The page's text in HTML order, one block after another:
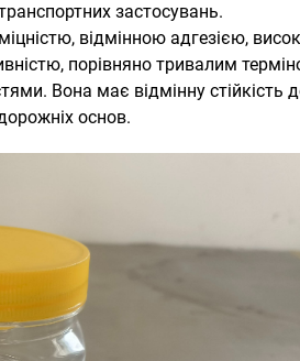
застосувань.
відмінною адгезією,
порівняно тривалим
Вона має відмінну стійкість
основ.